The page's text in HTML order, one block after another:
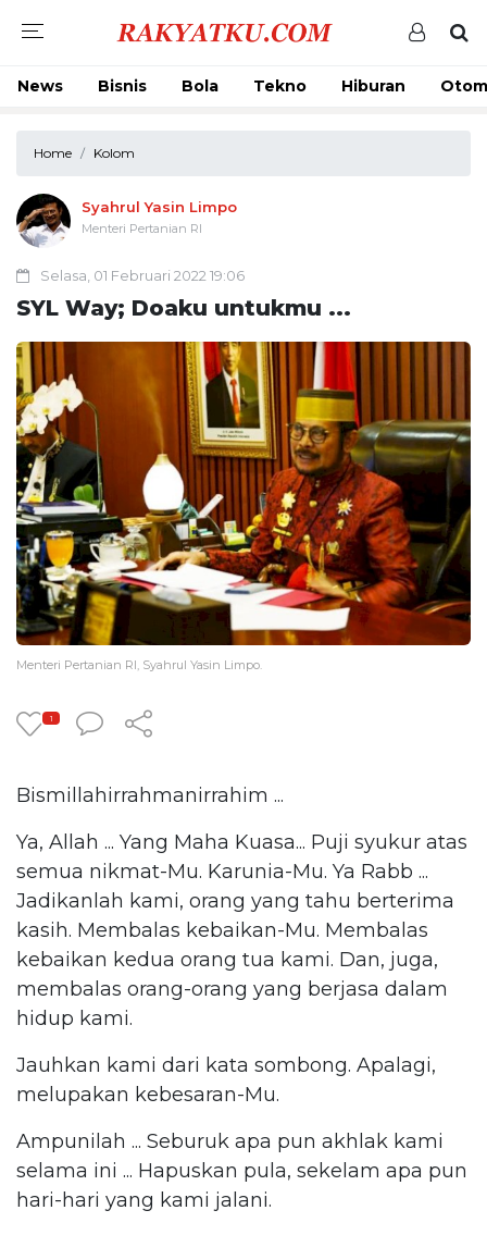
News Bisnis Bola Tekno Hiburan
Home Kolom
Syahrul Yasin Limpo
Menteri Pertanian RI
Selasa, 01 Februari 2022 19:06
SYL Way; Doaku untukmu ...
Menteri Pertanian RI, Syahrul Yasin Limpo.
1
Bismillahirrahmanirrahim ...
Ya, Allah ... Yang Maha Kuasa... Puji syukur atas
semua nikmat-Mu. Karunia-Mu. Ya Rabb ...
Jadikanlah kami, orang yang tahu berterima
kasih. Membalas kebaikan-Mu. Membalas
kebaikan kedua orang tua kami. Dan, juga,
membalas orang-orang yang berjasa dalam
hidup kami.
Jauhkan kami dari kata sombong. Apalagi,
melupakan kebesaran-Mu.
Ampunilah ... Seburuk apa pun akhlak kami
selama ini ... Hapuskan pula, sekelam apa pun
hari-hari yang kami jalani.